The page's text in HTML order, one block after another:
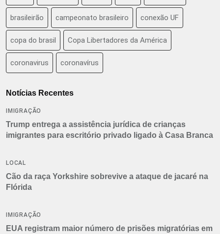
brasileirão campeonato brasileiro conexão UF
copa do brasil Copa Libertadores da América
coronavirus coronavírus
Notícias Recentes
IMIGRAÇÃO
Trump entrega a assistência jurídica de crianças
imigrantes para escritório privado ligado à Casa Branca
LOCAL
Cão da raça Yorkshire sobrevive a ataque de jacaré na
Flórida
IMIGRAÇÃO
EUA registram maior número de prisões migratórias em